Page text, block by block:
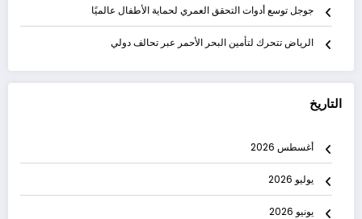
جوجل توسع أدوات التحقق العمري لحماية الأطفال عالميًا
الرياض تتحرك لتأمين البحر الأحمر عبر تحالف دولي
التاريخ
أغسطس 2026
يوليو 2026
يونيو 2026